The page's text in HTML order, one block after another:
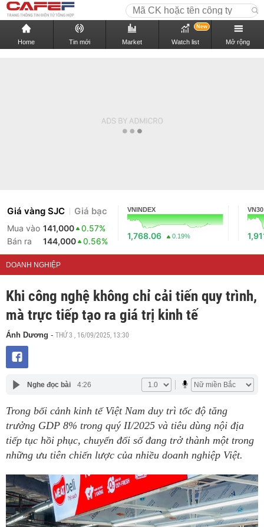
Home Tin mới Market Watch list
New
Mở rộng
Giá vàng SJC Giá bạc
Mua vào 141,000
0.57%
Bán ra
144,000 0.56%
VNINDEX
1,768.06 0.19%
VN30
DOANH NGHIỆP
Khi công nghệ không chỉ cải tiến quy trình,
mà trực tiếp tạo ra giá trị kinh tế
Ánh Dương - THỨ 3 , 16/09/2025, 13:30
Nghe đọc bài 4:26
Trong bối cảnh kinh tế Việt Nam duy trì tốc độ tăng
trưởng GDP 8% trong quý II/2025 và tiêu dùng nội địa
tiếp tục hồi phục, chuyển đổi số đang trở thành một trong
những ưu tiên chiến lược của nhiều doanh nghiệp Việt.